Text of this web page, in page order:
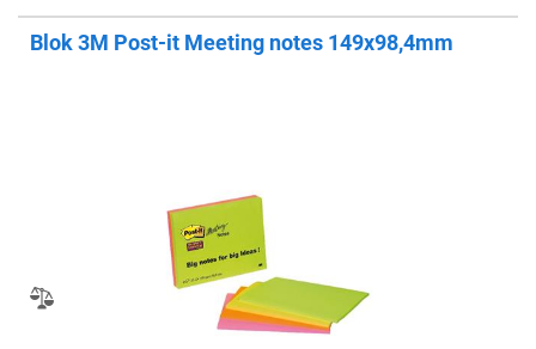
Blok 3M Post-it Meeting notes 149x98,4mm